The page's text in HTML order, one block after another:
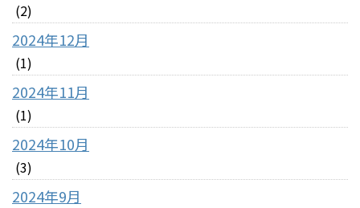
(2)
2024年12月
(1)
2024年11月
(1)
2024年10月
(3)
2024年9月